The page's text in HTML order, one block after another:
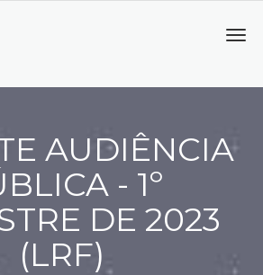
AUDIÊNCIA
- 1º
DE 2023
(LRF)